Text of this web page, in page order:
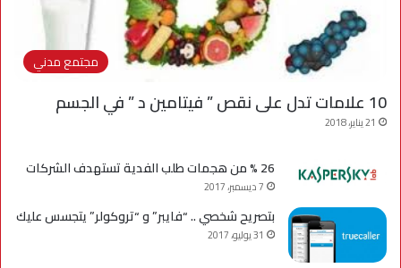
مجتمع مدني
10 علامات تدل على نقص ” فيتامين د ” في الجسم
21 يناير، 2018
26 % من هجمات طلب الفدية تستهدف الشركات
7 ديسمبر، 2017
بتصريح شخصي .. “فايبر” و “تروكولر” يتجسس عليك
31 يوليو، 2017